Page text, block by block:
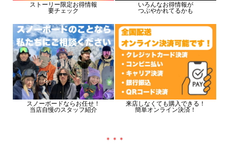
ストーリー限定お得情報
要チェック
いろんなお得情報が
つぶやかれてるかも
スノーボードならお任せ！
当店自慢のスタッフ紹介
来店しなくても購入できる！
簡単オンライン決済！
＊＊＊